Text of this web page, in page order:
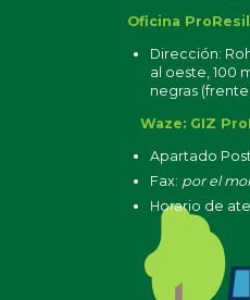
Oficina
Dirección:
al oeste, 100
negras
Waze: GIZ
Apartado
Fax: por el
Horario de